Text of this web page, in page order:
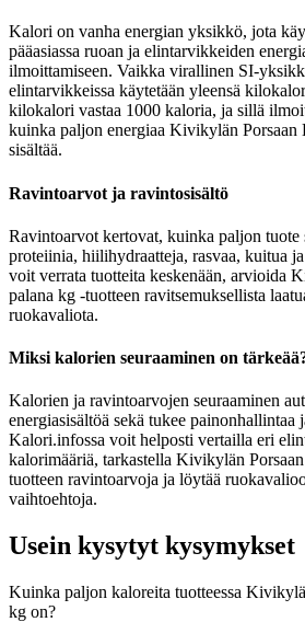
Kalori on vanha energian yksikkö, jota
pääasiassa ruoan ja elintarvikkeiden
ilmoittamiseen. Vaikka virallinen SI-
elintarvikkeissa käytetään yleensä
kilokalori vastaa 1000 kaloria, ja sillä
kuinka paljon energiaa Kivikylän Porsaan
sisältää.
Ravintoarvot ja ravintosisältö
Ravintoarvot kertovat, kuinka paljon tuote
proteiinia, hiilihydraatteja, rasvaa, kuitua
voit verrata tuotteita keskenään, arvioida
palana kg -tuotteen ravitsemuksellista
ruokavaliota.
Miksi kalorien seuraaminen on
Kalorien ja ravintoarvojen seuraaminen
energiasisältöä sekä tukee
Kalori.infossa voit helposti vertailla eri
kalorimääriä, tarkastella Kivikylän
tuotteen ravintoarvoja ja löytää
vaihtoehtoja.
Usein kysytyt kysymykset
Kuinka paljon kaloreita tuotteessa
kg on?